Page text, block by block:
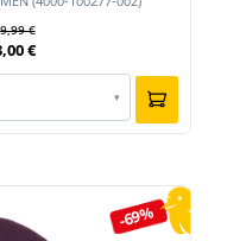
€
€
▾
-69%